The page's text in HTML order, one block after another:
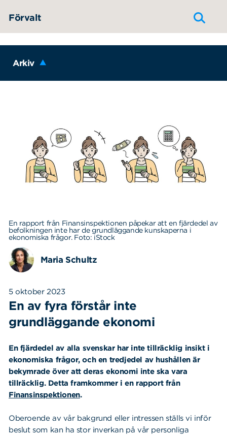
Förvalt
Arkiv
En rapport från Finansinspektionen påpekar att en fjärdedel av
befolkningen inte har de grundläggande kunskaperna i
ekonomiska frågor. Foto: iStock
Maria Schultz
5 oktober 2023
En av fyra förstår inte
grundläggande ekonomi
En fjärdedel av alla svenskar har inte tillräcklig insikt i
ekonomiska frågor, och en tredjedel av hushållen är
bekymrade över att deras ekonomi inte ska vara
tillräcklig. Detta framkommer i en rapport från
Finansinspektionen.
Oberoende av vår bakgrund eller intressen ställs vi inför
beslut som kan ha stor inverkan på vår personliga